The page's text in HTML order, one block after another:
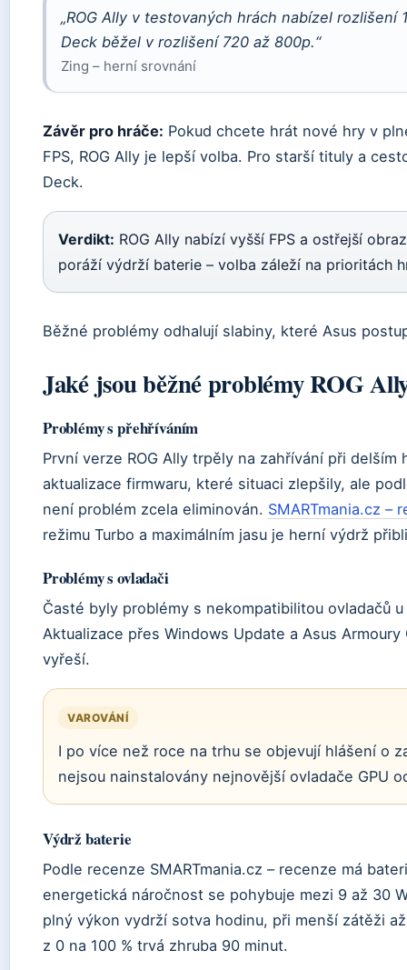
„ROG Ally v testovaných hrách nabízel rozlišení
Deck běžel v rozlišení 720 až 800p.“
Zing – herní srovnání
Závěr pro hráče: Pokud chcete hrát nové hry v
FPS, ROG Ally je lepší volba. Pro starší tituly a
Deck.
Verdikt: ROG Ally nabízí vyšší FPS a ostřejší
poráží výdrží baterie – volba záleží na prioritách
Běžné problémy odhalují slabiny, které Asus
Jaké jsou běžné problémy ROG
Problémy s přehříváním
První verze ROG Ally trpěly na zahřívání při delším
aktualizace firmwaru, které situaci zlepšily, ale
není problém zcela eliminován. SMARTmania.cz –
režimu Turbo a maximálním jasu je herní výdrž
Problémy s ovladači
Časté byly problémy s nekompatibilitou ovladačů u
Aktualizace přes Windows Update a Asus
vyřeší.
VAROVÁNÍ
I po více než roce na trhu se objevují hlášení o
nejsou nainstalovány nejnovější ovladače GPU
Výdrž baterie
Podle recenze SMARTmania.cz – recenze má
energetická náročnost se pohybuje mezi 9 až 30
plný výkon vydrží sotva hodinu, při menší zátěži
z 0 na 100 % trvá zhruba 90 minut.